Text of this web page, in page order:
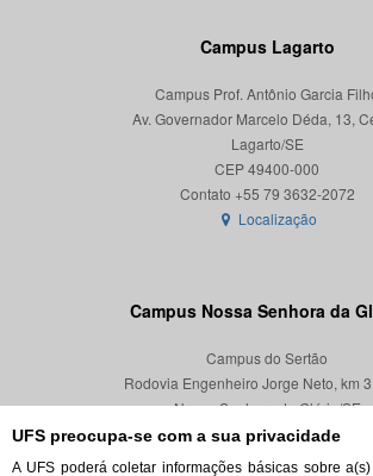
UFS preocupa-se com a sua privacidade
A UFS poderá coletar informações básicas sobre
Campus Lagarto
Campus Prof. Antônio Garcia
Av. Governador Marcelo Déda, 13,
Lagarto/SE
CEP 49400-000
Localização
Campus Nossa Senhora da
Campus do Sertão
Rodovia Engenheiro Jorge Neto, km
Nossa Senhora da Glória/SE
CEP 49680-000